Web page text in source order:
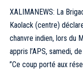
XALIMANEWS: La
Kaolack (centre)
chanvre indien, lors du
appris l’APS, samedi,
”Ce coup porté aux